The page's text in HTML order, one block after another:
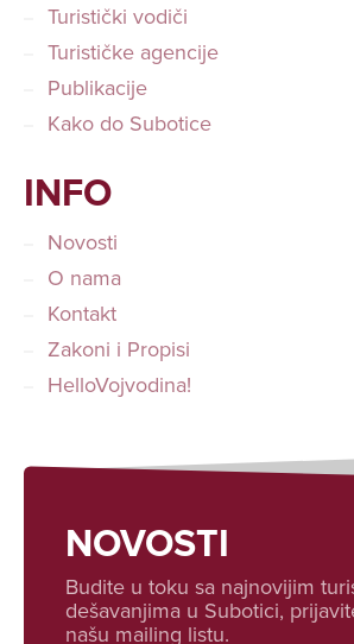
Turistički vodiči
Turističke agencije
Publikacije
Kako do Subotice
INFO
Novosti
O nama
Kontakt
Zakoni i Propisi
HelloVojvodina!
NOVOSTI
Budite u toku sa najnovijim
dešavanjima u Subotici,
našu mailing listu.